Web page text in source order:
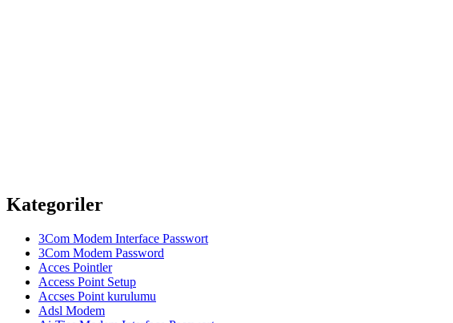
Kategoriler
3Com Modem Interface Passwort
3Com Modem Password
Acces Pointler
Access Point Setup
Accses Point kurulumu
Adsl Modem